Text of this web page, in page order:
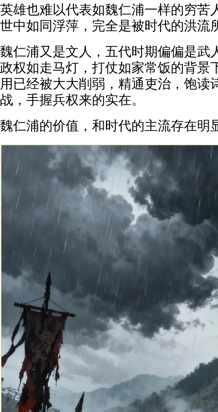
英雄也难以代表如魏仁浦一样的穷苦
世中如同浮萍，完全是被时代的洪流
魏仁浦又是文人，五代时期偏偏是武
政权如走马灯，打仗如家常饭的背景
用已经被大大削弱，精通吏治，饱读
战，手握兵权来的实在。
魏仁浦的价值，和时代的主流存在明